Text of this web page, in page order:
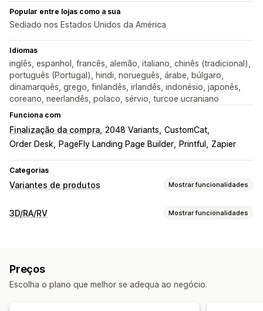
Popular entre lojas como a sua
Sediado nos Estados Unidos da América
Idiomas
inglês, espanhol, francês, alemão, italiano, chinês (tradicional),
português (Portugal), hindi, norueguês, árabe, búlgaro,
dinamarquês, grego, finlandês, irlandês, indonésio, japonês,
coreano, neerlandês, polaco, sérvio, turcoe ucraniano
Funciona com
Finalização da compra 2048 Variants CustomCat
Order Desk
PageFly Landing Page Builder Printful Zapier
Categorias
Variantes de produtos Mostrar funcionalidades
Personalização
Botões de rádio
Tabelas de tamanhos Pré-visualização
3D/RA/RV Mostrar funcionalidades
Prova virtual
Visualizador incorporado
Zoom
Preços
Escolha o plano que melhor se adequa ao negócio.